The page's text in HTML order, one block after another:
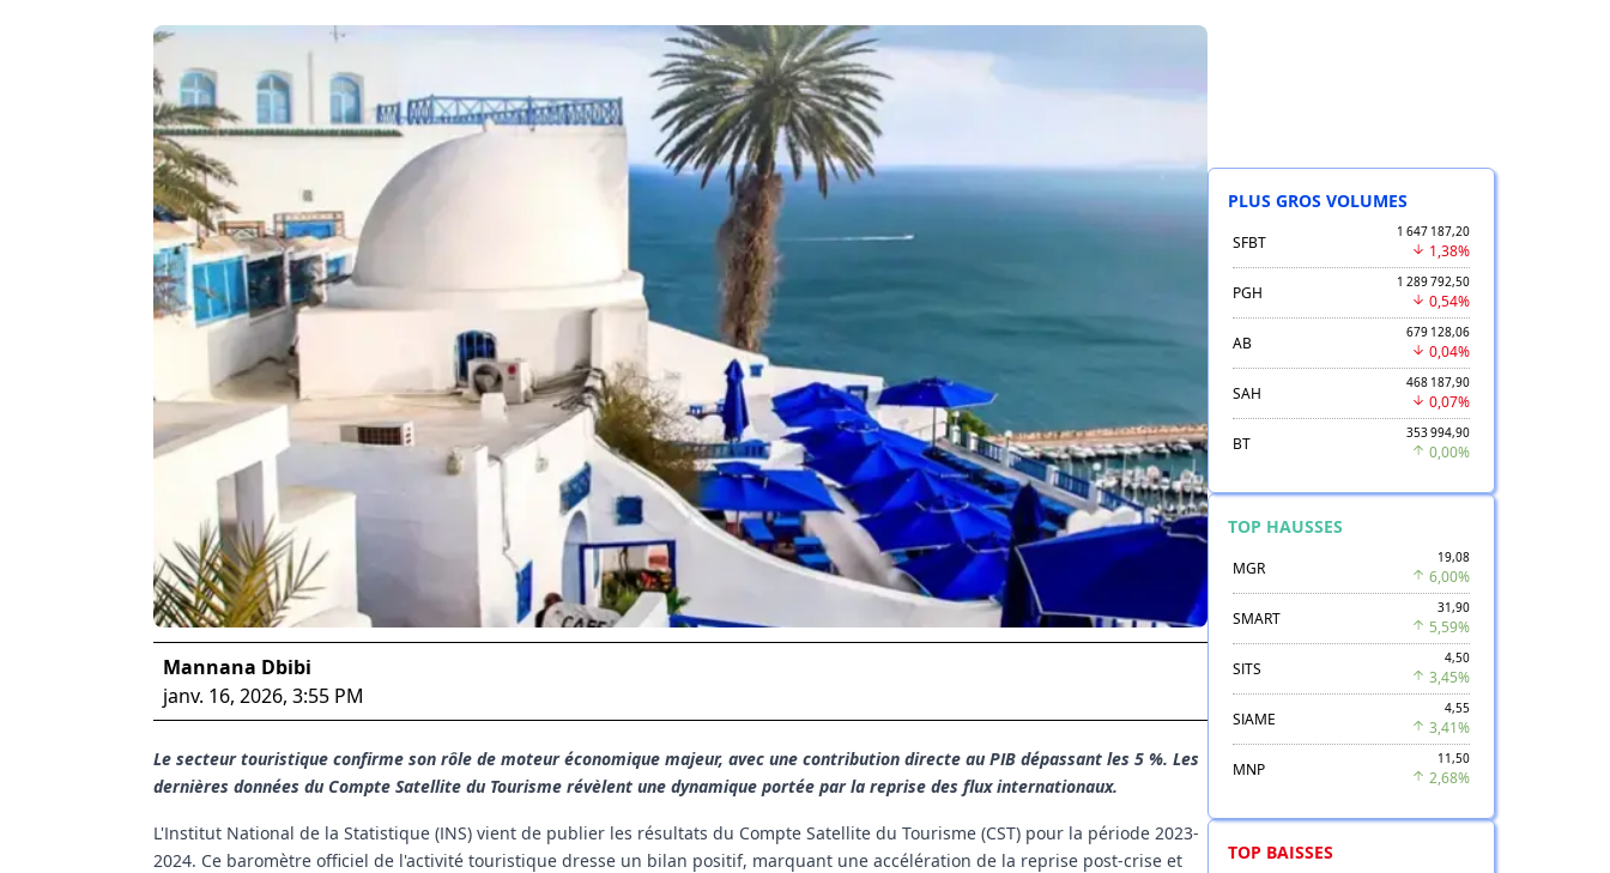
Mannana Dbibi
janv. 16, 2026, 3:55 PM
Le secteur touristique confirme son rôle de moteur économique majeur, avec une contribution directe au PIB dépassant les 5 %. Les
dernières données du Compte Satellite du Tourisme révèlent une dynamique portée par la reprise des flux internationaux.
L'Institut National de la Statistique (INS) vient de publier les résultats du Compte Satellite du Tourisme (CST) pour la période 2023-
2024. Ce baromètre officiel de l'activité touristique dresse un bilan positif, marquant une accélération de la reprise post-crise et
PLUS GROS VOLUMES
SFBT
1 647 187,20
1,38%
PGH
1 289 792,50
0,54%
AB
679 128,06
0,04%
SAH
468 187,90
0,07%
BT
353 994,90
0,00%
TOP HAUSSES
MGR
19,08
6,00%
SMART
31,90
5,59%
SITS
4,50
3,45%
SIAME
4,55
3,41%
MNP
11,50
2,68%
TOP BAISSES